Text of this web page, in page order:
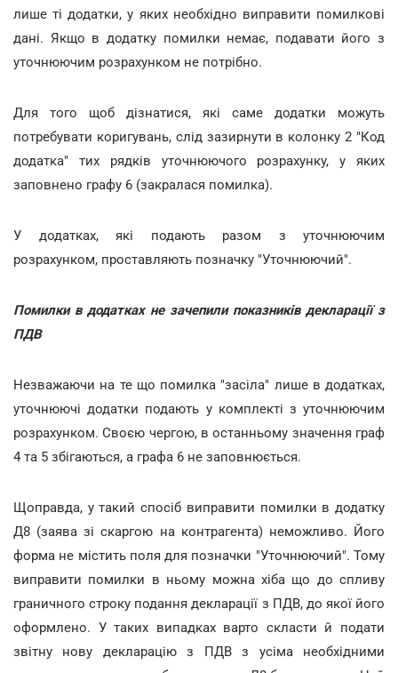
лише ті додатки, у яких необхідно виправити помилкові
дані. Якщо в додатку помилки немає, подавати його з
уточнюючим розрахунком не потрібно.
Для того щоб дізнатися, які саме додатки можуть
потребувати коригувань, слід зазирнути в колонку 2 "Код
додатка" тих рядків уточнюючого розрахунку, у яких
заповнено графу 6 (закралася помилка).
У додатках, які подають разом з уточнюючим
розрахунком, проставляють позначку "Уточнюючий".
Помилки в додатках не зачепили показників декларації з
ПДВ
Незважаючи на те що помилка "засіла" лише в додатках,
уточнюючі додатки подають у комплекті з уточнюючим
розрахунком. Своєю чергою, в останньому значення граф
4 та 5 збігаються, а графа 6 не заповнюється.
Щоправда, у такий спосіб виправити помилки в додатку
Д8 (заява зі скаргою на контрагента) неможливо. Його
форма не містить поля для позначки "Уточнюючий". Тому
виправити помилки в ньому можна хіба що до спливу
граничного строку подання декларації з ПДВ, до якої його
оформлено. У таких випадках варто скласти й подати
звітну нову декларацію з ПДВ з усіма необхідними